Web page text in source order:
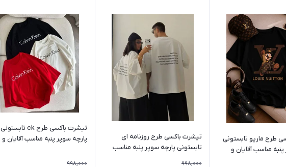
طرح ماریو تابستونی
مناسب آقایان و
تیشرت باکسی طرح روزنامه ای
تابستونی پارچه سوپر پنبه مناسب
998,000
تیشرت باکسی طرح ck تابستونی
پارچه سوپر پنبه مناسب آقایان و
998,000